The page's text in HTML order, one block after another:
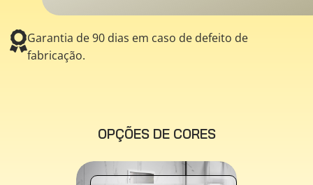
Garantia de 90 dias em caso de defeito de
fabricação.
OPÇÕES DE CORES